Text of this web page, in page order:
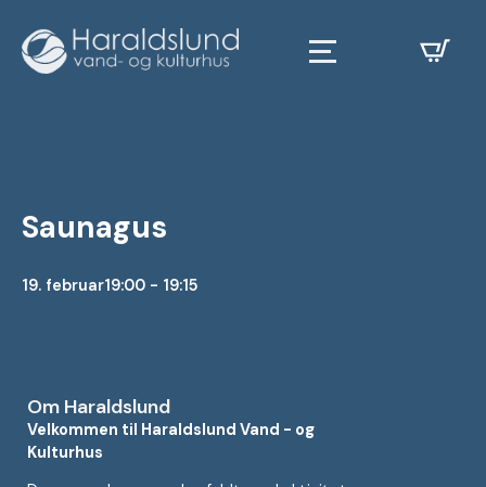
Saunagus
19. februar19:00 - 19:15
Om Haraldslund
Velkommen til Haraldslund Vand - og
Kulturhus